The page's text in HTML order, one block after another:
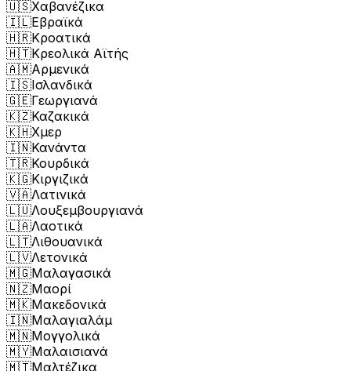
🇺🇸Χαβανέζικα
🇮🇱Εβραϊκά
🇭🇷Κροατικά
🇭🇹Κρεολικά Αϊτής
🇦🇲Αρμενικά
🇮🇸Ισλανδικά
🇬🇪Γεωργιανά
🇰🇿Καζακικά
🇰🇭Χμερ
🇮🇳Κανάντα
🇹🇷Κουρδικά
🇰🇬Κιργιζικά
🇻🇦Λατινικά
🇱🇺Λουξεμβουργιανά
🇱🇦Λαοτικά
🇱🇹Λιθουανικά
🇱🇻Λετονικά
🇲🇬Μαλαγασικά
🇳🇿Μαορί
🇲🇰Μακεδονικά
🇮🇳Μαλαγιαλάμ
🇲🇳Μογγολικά
🇲🇾Μαλαισιανά
🇲🇹Μαλτέζικα